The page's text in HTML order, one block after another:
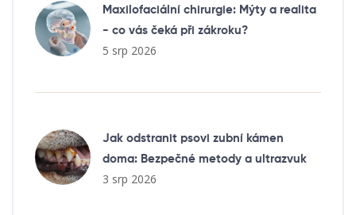
Maxilofaciální chirurgie: Mýty a realita
- co vás čeká při zákroku?
5 srp 2026
Jak odstranit psovi zubní kámen
doma: Bezpečné metody a ultrazvuk
3 srp 2026